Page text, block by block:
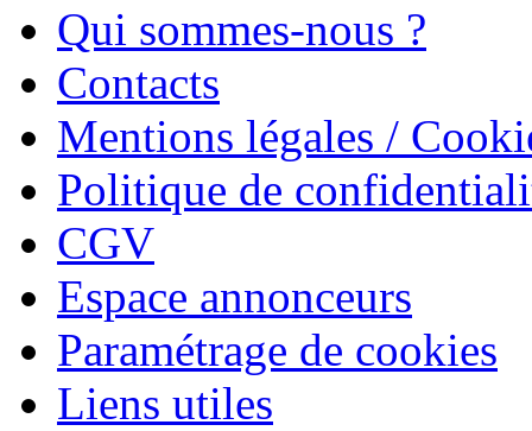
Qui sommes-nous ?
Contacts
Mentions légales /
Politique de
CGV
Espace annonceurs
Paramétrage de cookies
Liens utiles